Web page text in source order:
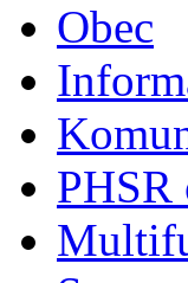
Obec
PHSR